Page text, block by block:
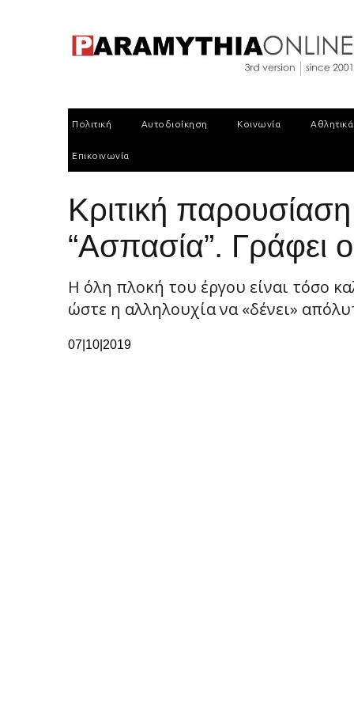
Πολιτική Αυτοδιοίκηση Κοινωνία Αθλητικά
Επικοινωνία
Κριτική
“Ασπασία”. Γράφει
Η όλη πλοκή του έργου είναι τόσο
ώστε η αλληλουχία να «δένει»
07|10|2019